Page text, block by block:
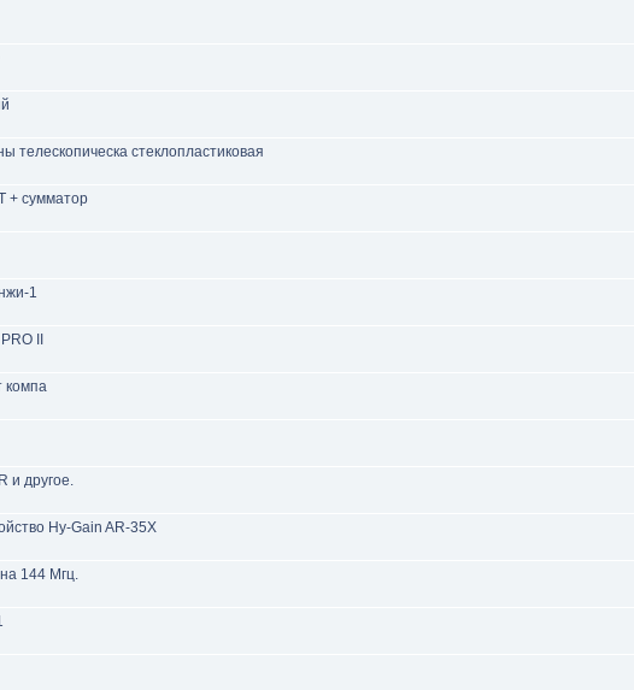
телескопическа стеклопластиковая
+ сумматор
1
II
компа
и другое.
Hy-Gain AR-35X
144 Мгц.